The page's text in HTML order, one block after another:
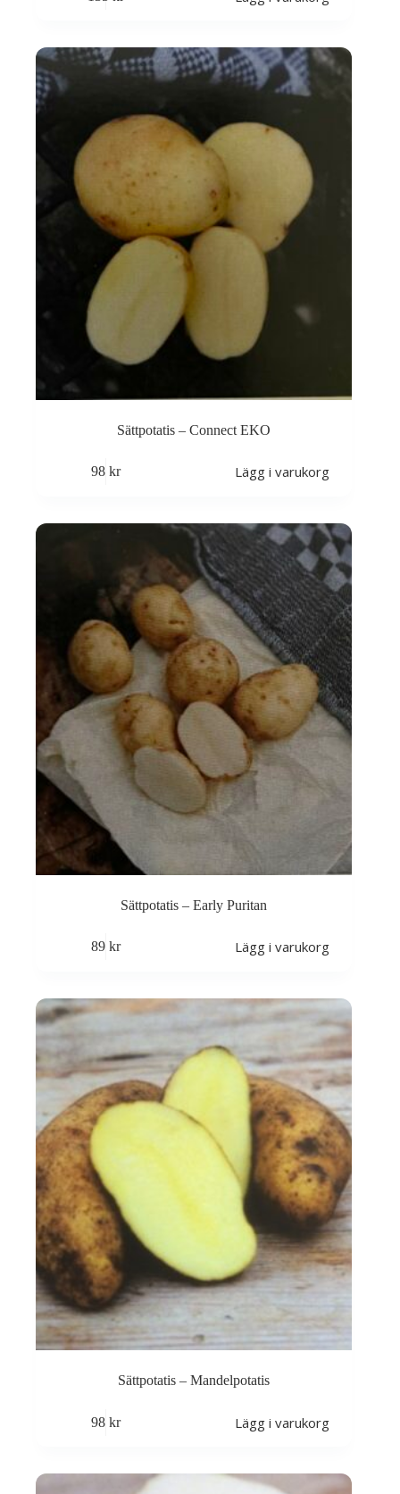
Sättpotatis – Connect EKO
98kr Lägg i varukorg
Sättpotatis – Early Puritan
89kr Lägg i varukorg
Sättpotatis – Mandelpotatis
98kr Lägg i varukorg